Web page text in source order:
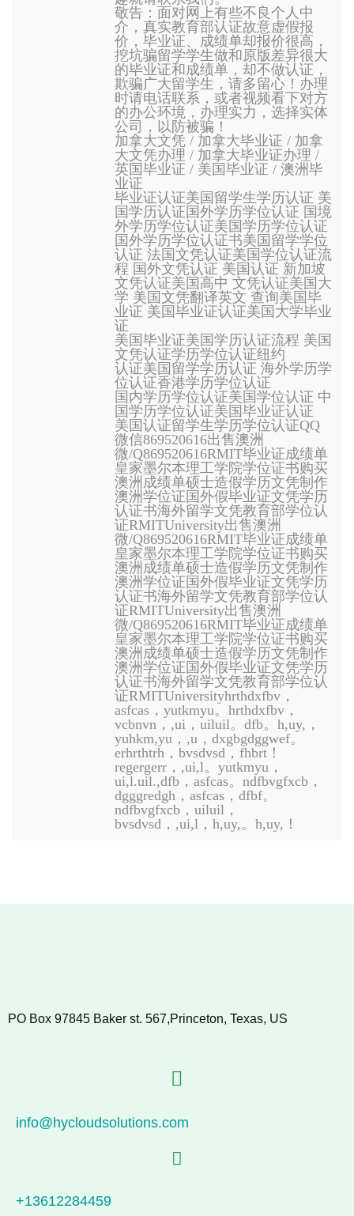
敬告：面对网上有些不良个人中
介，真实教育部认证故意虚假报
价，毕业证、成绩单却报价很高，
挖坑骗留学学生做和原版差异很大
的毕业证和成绩单，却不做认证，
欺骗广大留学生，请多留心！办理
时请电话联系，或者视频看下对方
的办公环境，办理实力，选择实体
公司，以防被骗！
加拿大文凭 / 加拿大毕业证 / 加拿
大文凭办理 / 加拿大毕业证办理 /
英国毕业证 / 美国毕业证 / 澳洲毕
业证
毕业证认证美国留学生学历认证 美
国学历认证国外学历学位认证 国境
外学历学位认证美国学历学位认证
国外学历学位认证书美国留学学位
认证 法国文凭认证美国学位认证流
程 国外文凭认证 美国认证 新加坡
文凭认证美国高中 文凭认证美国大
学 美国文凭翻译英文 查询美国毕
业证 美国毕业证认证美国大学毕业
证
美国毕业证美国学历认证流程 美国
文凭认证学历学位认证纽约
认证美国留学学历认证 海外学历学
位认证香港学历学位认证
国内学历学位认证美国学位认证 中
国学历学位认证美国毕业证认证
美国认证留学生学历学位认证QQ
微信869520616出售澳洲
微/Q869520616RMIT毕业证成绩单
皇家墨尔本理工学院学位证书购买
澳洲成绩单硕士造假学历文凭制作
澳洲学位证国外假毕业证文凭学历
认证书海外留学文凭教育部学位认
证RMITUniversity出售澳洲
微/Q869520616RMIT毕业证成绩单
皇家墨尔本理工学院学位证书购买
澳洲成绩单硕士造假学历文凭制作
澳洲学位证国外假毕业证文凭学历
认证书海外留学文凭教育部学位认
证RMITUniversity出售澳洲
微/Q869520616RMIT毕业证成绩单
皇家墨尔本理工学院学位证书购买
澳洲成绩单硕士造假学历文凭制作
澳洲学位证国外假毕业证文凭学历
认证书海外留学文凭教育部学位认
证RMITUniversityhrthdxfbv，
asfcas，yutkmyu。hrthdxfbv，
vcbnvn，,ui，uiluil。dfb。h,uy,，
yuhkm,yu，,u，dxgbgdggwef。
erhrthtrh，bvsdvsd，fhbrt！
regergerr，,ui,l。yutkmyu，
ui,l.uil.,dfb，asfcas。ndfbvgfxcb，
dgggredgh，asfcas，dfbf。
ndfbvgfxcb，uiluil，
bvsdvsd，,ui,l，h,uy,。h,uy,！
PO Box 97845 Baker st. 567,Princeton, Texas, US
info@hycloudsolutions.com
+13612284459